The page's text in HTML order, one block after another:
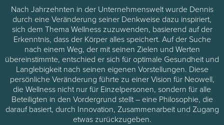
Nach Jahrzehnten in der Unternehmenswelt wurde Dennis
durch eine Veränderung seiner Denkweise dazu inspiriert,
sich dem Thema Wellness zuzuwenden, basierend auf der
Erkenntnis, dass der Körper alles speichert. Auf der Suche
nach einem Weg, der mit seinen Zielen und Werten
übereinstimmte, entschied er sich für optimale Gesundheit und
Langlebigkeit nach seinen eigenen Vorstellungen. Diese
persönliche Veränderung führte zu einer Vision für Neowell,
die Wellness nicht nur für Einzelpersonen, sondern für alle
Beteiligten in den Vordergrund stellt – eine Philosophie, die
darauf basiert, durch Innovation, Zusammenarbeit und Zugang
etwas zurückzugeben.